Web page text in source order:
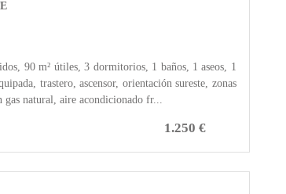
90 m² útiles, 3 dormitorios, 1 baños, 1 aseos, 1
trastero, ascensor, orientación sureste, zonas
natural, aire acondicionado fr...
1.250 €